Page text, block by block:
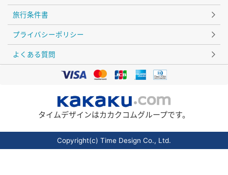
旅行条件書
プライバシーポリシー
よくある質問
タイムデザインはカカクコムグループです。
Copyright(c) Time Design Co., Ltd.